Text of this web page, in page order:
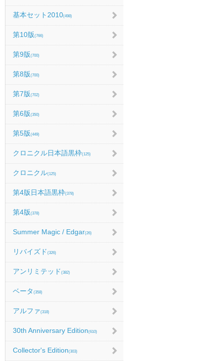
基本セット2010(498)
第10版(766)
第9版(700)
第8版(700)
第7版(702)
第6版(350)
第5版(449)
クロニクル日本語黒枠(125)
クロニクル(125)
第4版日本語黒枠(378)
第4版(378)
Summer Magic / Edgar(26)
リバイズド (326)
アンリミテッド (382)
ベータ (358)
アルファ(318)
30th Anniversary Edition(610)
Collector's Edition(303)